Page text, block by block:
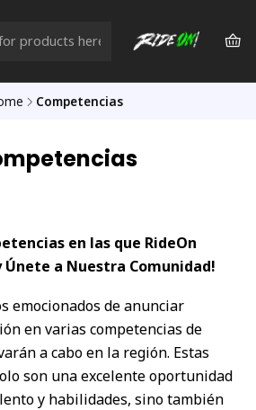
Competencias
en las que RideOn
Únete a Nuestra Comunidad!
emocionados de anunciar
en varias competencias de
a cabo en la región. Estas
son una excelente oportunidad
y habilidades, sino también